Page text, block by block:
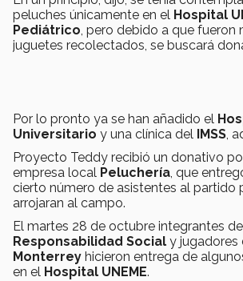
peluches únicamente en el Hospital
Pediátrico, pero debido a que fueron
juguetes recolectados, se buscará
Por lo pronto ya se han añadido el
Universitario y una clínica del IMSS,
Proyecto Teddy recibió un donativo
empresa local Peluchería, que
cierto número de asistentes al partido
arrojaran al campo.
El martes 28 de octubre integrantes
Responsabilidad Social y jugadores
Monterrey hicieron entrega de
en el Hospital UNEME.